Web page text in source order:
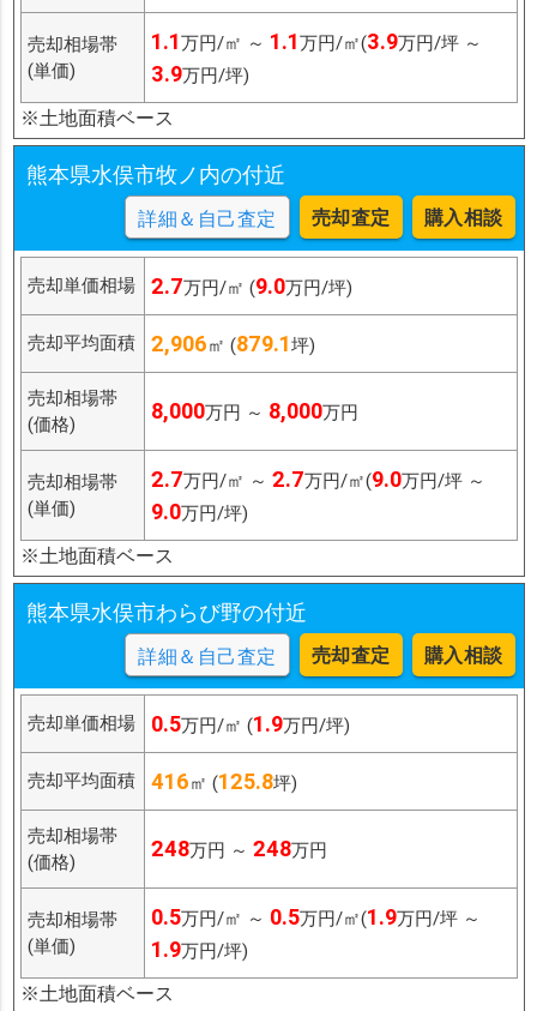
売却相場帯
(単価)
1.1万円/㎡ ～ 1.1万円/㎡(3.9万円/坪 ～
3.9万円/坪)
※土地面積ベース
熊本県水俣市牧ノ内の付近
詳細＆自己査定 売却査定 購入相談
売却単価相場 2.7万円/㎡ (9.0万円/坪)
売却平均面積 2,906㎡ (879.1坪)
売却相場帯
(価格)
8,000万円 ～ 8,000万円
売却相場帯
(単価)
2.7万円/㎡ ～ 2.7万円/㎡(9.0万円/坪 ～
9.0万円/坪)
※土地面積ベース
熊本県水俣市わらび野の付近
詳細＆自己査定 売却査定 購入相談
売却単価相場 0.5万円/㎡ (1.9万円/坪)
売却平均面積 416㎡ (125.8坪)
売却相場帯
(価格)
248万円 ～ 248万円
売却相場帯
(単価)
0.5万円/㎡ ～ 0.5万円/㎡(1.9万円/坪 ～
1.9万円/坪)
※土地面積ベース